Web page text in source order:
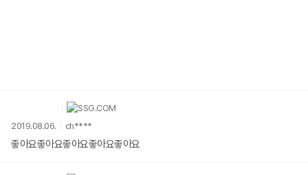
2019.08.06. ch****
좋아요좋아요좋아요좋아요좋아요